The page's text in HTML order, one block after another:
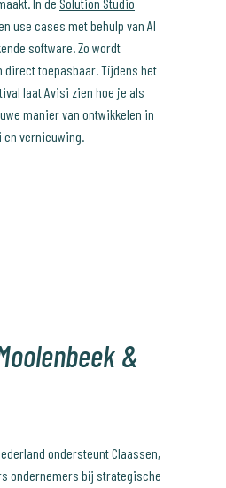
In de Solution Studio
use cases met behulp van AI
software. Zo wordt
direct toepasbaar. Tijdens het
laat Avisi zien hoe je als
manier van ontwikkelen in
en vernieuwing.
&
ondersteunt Claassen,
ondernemers bij strategische